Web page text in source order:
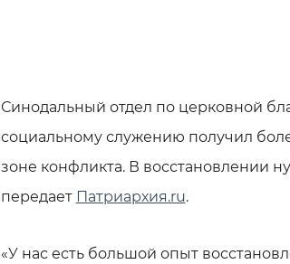
Синодальный отдел по церковной
социальному служению получил
зоне конфликта. В восстановлении
передает Патриархия.ru.
«У нас есть большой опыт